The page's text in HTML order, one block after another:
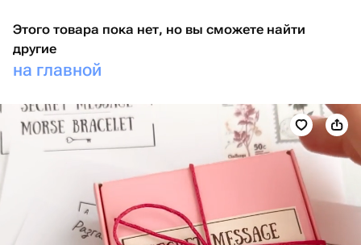
Этого товара пока нет, но вы сможете найти
другие
на главной